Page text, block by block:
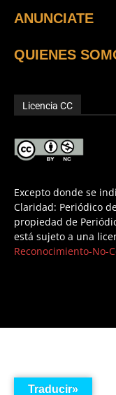
ANUNCIATE
QUIENES
Licencia CC
Excepto donde se
Claridad: Periódico
propiedad de
está sujeto a una
Reconocimiento-No-
Traducir»